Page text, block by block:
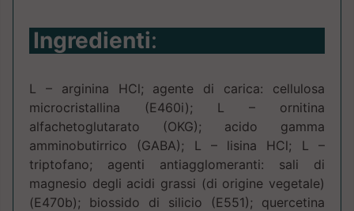
Ingredienti:
L – arginina HCl; agente di carica: cellulosa
microcristallina (E460i); L – ornitina
alfachetoglutarato (OKG); acido gamma
amminobutirrico (GABA); L – lisina HCl; L –
triptofano; agenti antiagglomeranti: sali di
magnesio degli acidi grassi (di origine vegetale)
(E470b); biossido di silicio (E551); quercetina